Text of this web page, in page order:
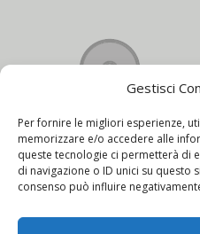
Gestisci
Per fornire le migliori esperienze,
memorizzare e/o accedere alle
queste tecnologie ci permetterà di
di navigazione o ID unici su questo
consenso può influire